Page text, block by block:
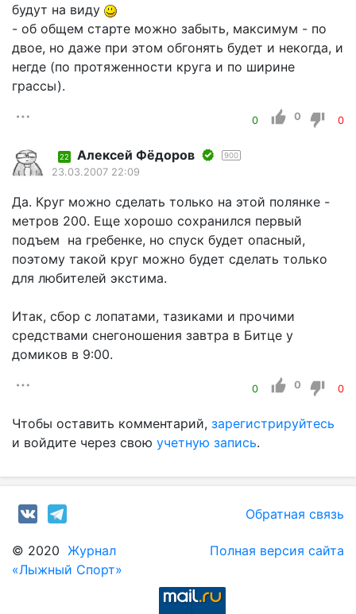
будут на виду
- об общем старте можно забыть, максимум - по
двое, но даже при этом обгонять будет и некогда, и
негде (по протяженности круга и по ширине
грассы).
0 0 0
22 Алексей Фёдоров 900
23.03.2007 22:09
Да. Круг можно сделать только на этой полянке -
метров 200. Еще хорошо сохранился первый
подъем на гребенке, но спуск будет опасный,
поэтому такой круг можно будет сделать только
для любителей экстима.
Итак, сбор с лопатами, тазиками и прочими
средствами снегоношения завтра в Битце у
домиков в 9:00.
0 0 0
Чтобы оставить комментарий, зарегистрируйтесь
и войдите через свою учетную запись.
Обратная связь
© 2020 Журнал
«Лыжный Спорт»
Полная версия сайта